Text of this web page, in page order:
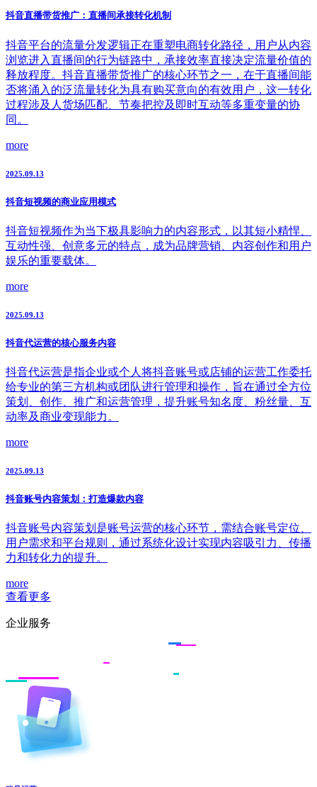
抖音直播带货推广：直播间承接转化机制
抖音平台的流量分发逻辑正在重塑电商转化路径，用户从内容
浏览进入直播间的行为链路中，承接效率直接决定流量价值的
释放程度。抖音直播带货推广的核心环节之一，在于直播间能
否将涌入的泛流量转化为具有购买意向的有效用户，这一转化
过程涉及人货场匹配、节奏把控及即时互动等多重变量的协
同。
more
2025.09.13
抖音短视频的商业应用模式
抖音短视频作为当下极具影响力的内容形式，以其短小精悍、
互动性强、创意多元的特点，成为品牌营销、内容创作和用户
娱乐的重要载体。
more
2025.09.13
抖音代运营的核心服务内容
抖音代运营是指企业或个人将抖音账号或店铺的运营工作委托
给专业的第三方机构或团队进行管理和操作，旨在通过全方位
策划、创作、推广和运营管理，提升账号知名度、粉丝量、互
动率及商业变现能力。
more
2025.09.13
抖音账号内容策划：打造爆款内容
抖音账号内容策划是账号运营的核心环节，需结合账号定位、
用户需求和平台规则，通过系统化设计实现内容吸引力、传播
力和转化力的提升。
more
查看更多
企业服务